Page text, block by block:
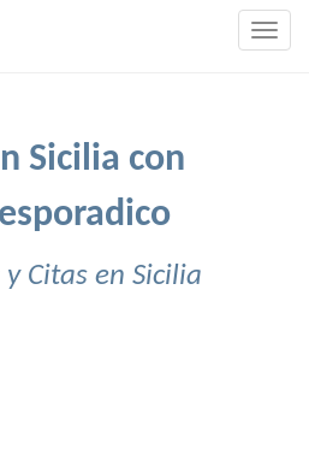
Sicilia con
Citas en Sicilia